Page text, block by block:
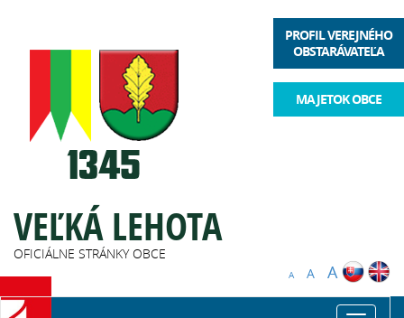
VEĽKÁ LEHOTA
OFICIÁLNE STRÁNKY OBCE
PROFIL VEREJNÉHO
OBSTARÁVATEĽA
MAJETOK OBCE
A A A